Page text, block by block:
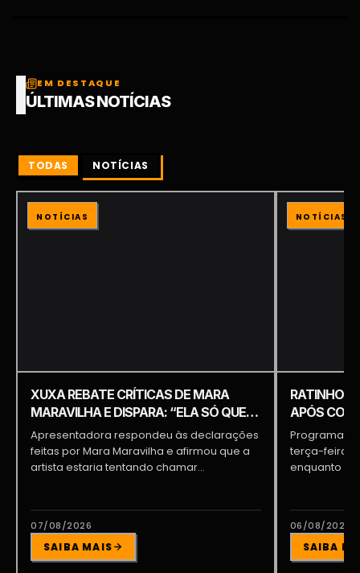
EM DESTAQUE
ÚLTIMAS NOTÍCIAS
TODAS NOTÍCIAS
NOTÍCIAS
XUXA REBATE CRÍTICAS DE MARA
MARAVILHA E DISPARA: “ELA SÓ QUER
APARECER”
Apresentadora respondeu às declarações
feitas por Mara Maravilha e afirmou que a
artista estaria tentando chamar...
07/08/2026
SAIBA MAIS
NOTÍCIAS
RATINHO É
APÓS
PIQUILO
Programa
terça-feira
enquanto a
06/08/2026
SAIBA